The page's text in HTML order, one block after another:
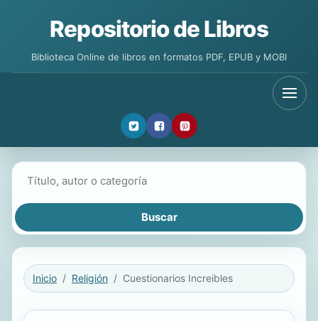
Repositorio de Libros
Biblioteca Online de libros en formatos PDF, EPUB y MOBI
Inicio Religión Cuestionarios Increibles